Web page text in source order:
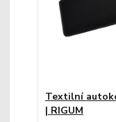
Textilní
| RIGUM